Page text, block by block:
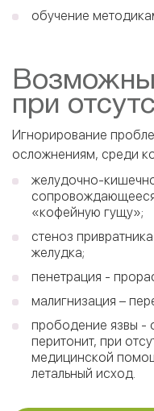
обучение
при
Игнорирование
осложнениям, среди
желудочно-
«кофейную гущу»;
стеноз
желудка;
пенетрация -
малигнизация –
прободение язвы -
перитонит, при
медицинской
летальный исход.